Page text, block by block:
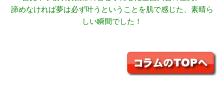
諦めなければ夢は必ず叶うということを肌で感じた、素晴ら
しい瞬間でした！